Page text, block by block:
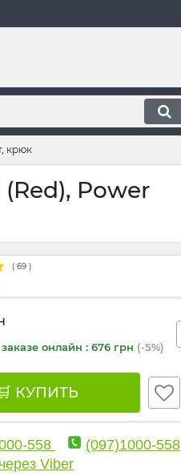
крюк
Power
( 69 )
онлайн : 676 грн (-5%)
🛒 КУПИТЬ
558
(097)1000-558
Viber